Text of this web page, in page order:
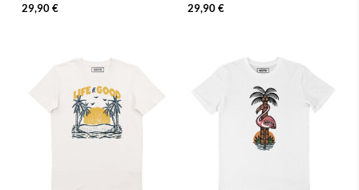
29,90 € 29,90 €